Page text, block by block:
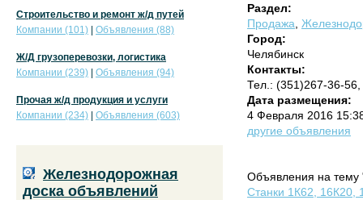
Раздел:
Продажа
Город:
Челябинск
Контакты:
Тел.: (351)267-36-56,
Дата размещения:
4 Февраля 2016
другие объявления
Объявления на тему
Cтанки 1К62,
Строительство и ремонт ж/д путей
Компании (101)
Объявления (88)
Ж/Д грузоперевозки, логистика
Компании (239)
Объявления (94)
Прочая ж/д продукция и услуги
Компании (234)
Объявления (603)
Железнодорожная
доска объявлений